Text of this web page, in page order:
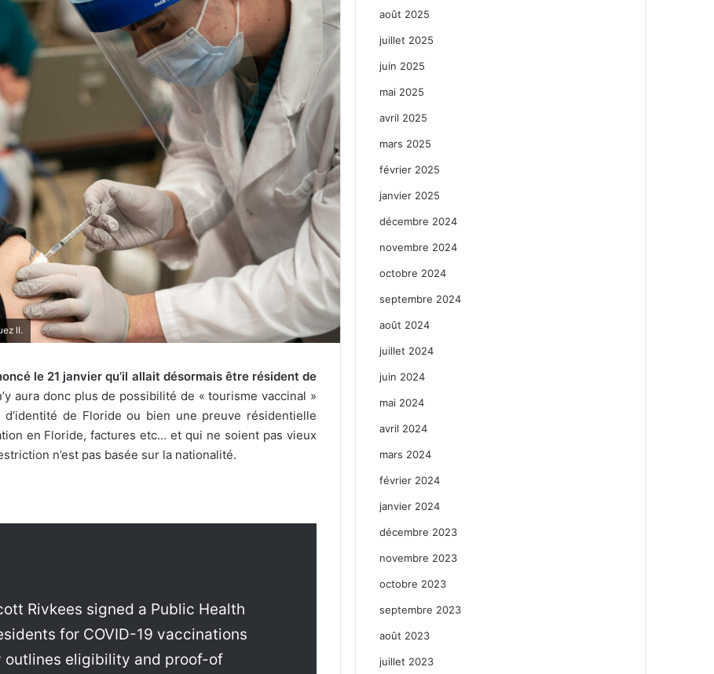
II.
le 21 janvier qu’il allait désormais être résident de
aura donc plus de possibilité de « tourisme vaccinal »
de Floride ou bien une preuve résidentielle
en Floride, factures etc… et qui ne soient pas vieux
n’est pas basée sur la nationalité.
Rivkees signed a Public Health
for COVID-19 vaccinations
outlines eligibility and proof-of
août 2025
juillet 2025
juin 2025
mai 2025
avril 2025
mars 2025
février 2025
janvier 2025
décembre 2024
novembre 2024
octobre 2024
septembre 2024
août 2024
juillet 2024
juin 2024
mai 2024
avril 2024
mars 2024
février 2024
janvier 2024
décembre 2023
novembre 2023
octobre 2023
septembre 2023
août 2023
juillet 2023